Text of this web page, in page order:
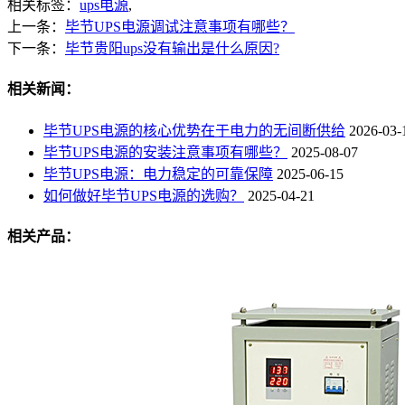
相关标签： ups电源,
上一条： 毕节UPS电源调试注意事项有哪些？
下一条： 毕节贵阳ups没有输出是什么原因?
相关新闻：
毕节UPS电源的核心优势在于电力的无间断供给 2026-03-
毕节UPS电源的安装注意事项有哪些？
2025-08-07
毕节UPS电源：电力稳定的可靠保障 2025-06-15
如何做好毕节UPS电源的选购？
2025-04-21
相关产品：